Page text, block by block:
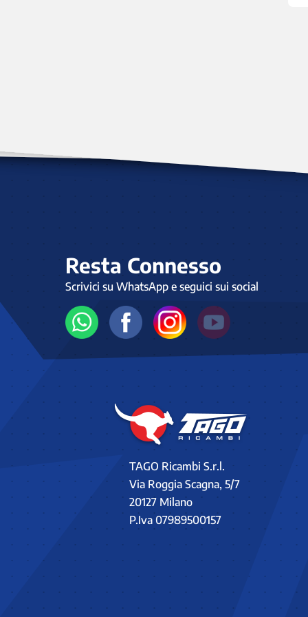
Resta Connesso
Scrivici su WhatsApp e seguici sui social
TAGO Ricambi S.r.l.
Via Roggia Scagna, 5/7
20127 Milano
P.Iva 07989500157